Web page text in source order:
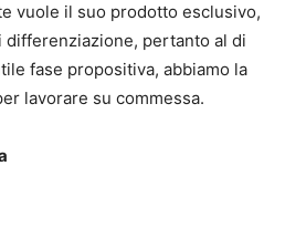
vuole il suo prodotto esclusivo,
differenziazione, pertanto al di
fase propositiva, abbiamo la
lavorare su commessa.